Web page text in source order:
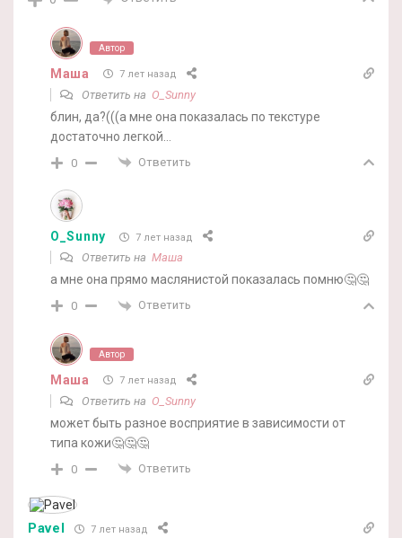
Автор
Маша 7 лет назад
Ответить на O_Sunny
блин, да?(((а мне она показалась по текстуре
достаточно легкой…
0 Ответить
O_Sunny 7 лет назад
Ответить на Маша
а мне она прямо маслянистой показалась помню🤔🤔
0 Ответить
Автор
Маша 7 лет назад
Ответить на O_Sunny
может быть разное восприятие в зависимости от
типа кожи🤔🤔🤔
0 Ответить
Pavel 7 лет назад